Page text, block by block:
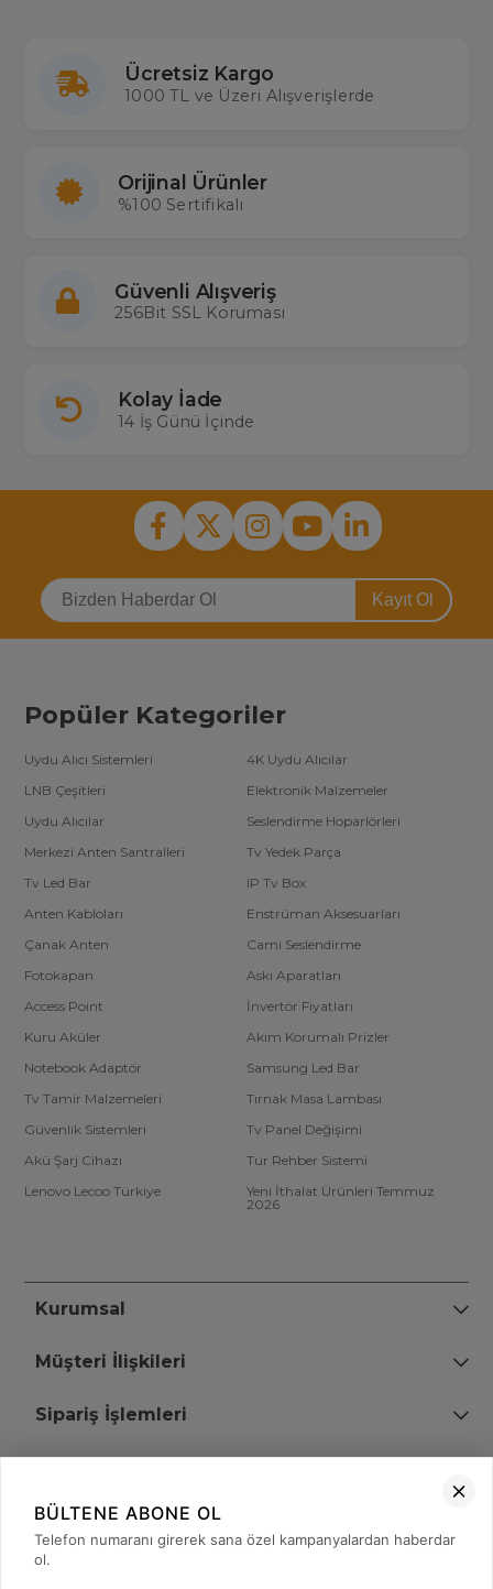
Sat uydu kumanda fiyatı
alabilirsiniz. Sitemizde gerçek stok aynı gün kargo imkanıyla
Toptan ve Perakende tüm uydu kumandalarına ulaşabilirsiniz.
Ücretsiz Kargo
1000 TL ve Üzeri Alışverişlerde
Orijinal Ürünler
%100 Sertifikalı
Güvenli Alışveriş
256Bit SSL Koruması
Kolay İade
14 İş Günü İçinde
Kayıt Ol
Popüler Kategoriler
Uydu Alıcı Sistemleri
4K Uydu Alıcılar
LNB Çeşitleri
Elektronik Malzemeler
Uydu Alıcılar
Seslendirme Hoparlörleri
Merkezi Anten Santralleri
Tv Yedek Parça
Tv Led Bar
IP Tv Box
Anten Kabloları
Enstrüman Aksesuarları
Çanak Anten
Cami Seslendirme
Fotokapan
Askı Aparatları
Access Point
İnvertör Fiyatları
Kuru Aküler
Akım Korumalı Prizler
Notebook Adaptör
Samsung Led Bar
Tv Tamir Malzemeleri
Tırnak Masa Lambası
Güvenlik Sistemleri
Tv Panel Değişimi
Akü Şarj Cihazı
Tur Rehber Sistemi
Lenovo Lecoo Türkiye
Yeni İthalat Ürünleri Temmuz
2026
Kurumsal
Müşteri İlişkileri
Sipariş İşlemleri
+90 (850) 473 08 08
BÜLTENE ABONE OL
Telefon numaranı girerek sana özel kampanyalardan haberdar
ol.